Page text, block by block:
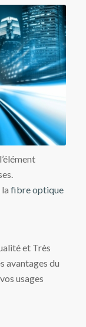
fibre optique
et Très
avantages du
usages